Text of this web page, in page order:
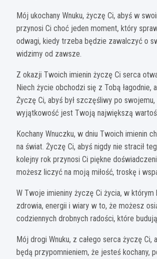
Mój ukochany Wnuku, życzę Ci, abyś w
przynosi Ci choć jeden moment, który
odwagi, kiedy trzeba będzie zawalczyć o
widzimy od zawsze.
Z okazji Twoich imienin życzę Ci serca
Niech życie obchodzi się z Tobą łagodnie,
Życzę Ci, abyś był szczęśliwy po
wyjątkowość jest Twoją największą
Kochany Wnuczku, w dniu Twoich imienin
na świat. Życzę Ci, abyś nigdy nie stracił
kolejny rok przynosi Ci piękne
możesz liczyć na moją miłość, troskę i
W Twoje imieniny życzę Ci życia, w
zdrowia, energii i wiary w to, że możesz
codziennych drobnych radości, które
Mój drogi Wnuku, z całego serca życzę Ci,
będą przypomnieniem, że jesteś kochany,